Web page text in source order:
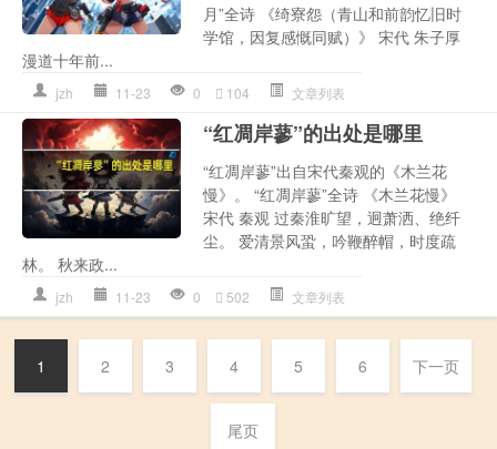
月”全诗 《绮寮怨（青山和前韵忆旧时
学馆，因复感慨同赋）》 宋代 朱子厚
漫道十年前...
jzh 11-23 0 104 文章列表
“红凋岸蓼”的出处是哪里
“红凋岸蓼”出自宋代秦观的《木兰花
慢》。 “红凋岸蓼”全诗 《木兰花慢》
宋代 秦观 过秦淮旷望，迥萧洒、绝纤
尘。 爱清景风蛩，吟鞭醉帽，时度疏
林。 秋来政...
jzh 11-23 0 502 文章列表
1 2 3 4 5 6 下一页
尾页